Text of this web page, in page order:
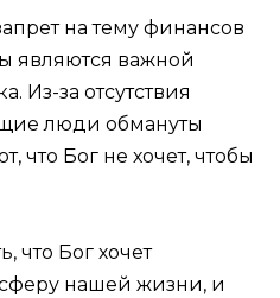
на тему финансов
являются важной
Из-за отсутствия
люди обмануты
что Бог не хочет, чтобы
что Бог хочет
нашей жизни, и